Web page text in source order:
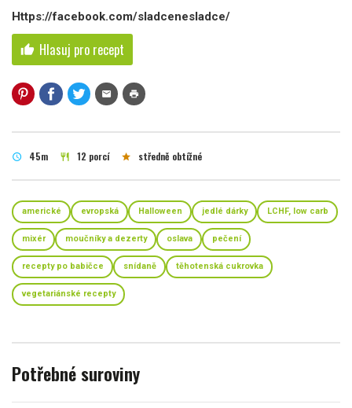
Https://facebook.com/sladcenesladce/
thumb_up Hlasuj pro recept
mail print
schedule 45m restaurant 12 porcí star středně obtížné
americké evropská Halloween jedlé dárky LCHF, low carb
mixér moučníky a dezerty oslava pečení
recepty po babičce snídaně těhotenská cukrovka
vegetariánské recepty
Potřebné suroviny